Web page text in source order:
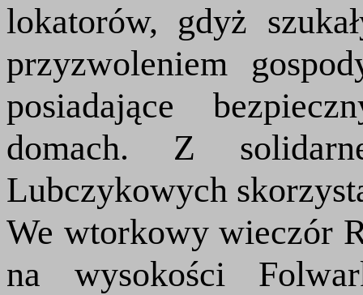
lokatorów, gdyż
przyzwoleniem
posiadające
domach. Z
Lubczykowych
We wtorkowy wieczór
na wysokości